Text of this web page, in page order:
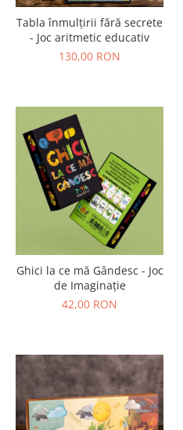
Tabla înmulțirii fără secrete
- Joc aritmetic educativ
130,00 RON
Ghici la ce mă Gândesc - Joc
de Imaginație
42,00 RON